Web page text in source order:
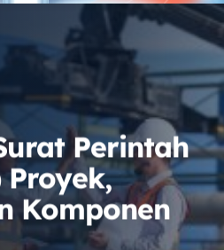
Perintah
Proyek,
Komponen